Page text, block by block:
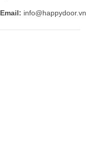
Email: info@happydoor.vn